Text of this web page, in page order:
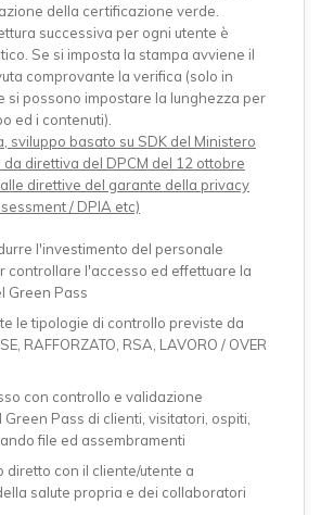
della certificazione verde.
successiva per ogni utente è
Se si imposta la stampa avviene il
comprovante la verifica (solo in
si possono impostare la lunghezza per
ed i contenuti).
sviluppo basato su SDK del Ministero
da direttiva del DPCM del 12 ottobre
direttive del garante della privacy
/ DPIA etc)
l'investimento del personale
controllare l'accesso ed effettuare la
Green Pass
le tipologie di controllo previste da
RAFFORZATO, RSA, LAVORO / OVER
con controllo e validazione
Pass di clienti, visitatori, ospiti,
file ed assembramenti
diretto con il cliente/utente a
salute propria e dei collaboratori